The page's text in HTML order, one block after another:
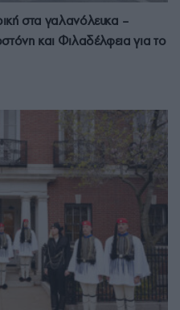
στα γαλανόλευκα –
και Φιλαδέλφεια για το